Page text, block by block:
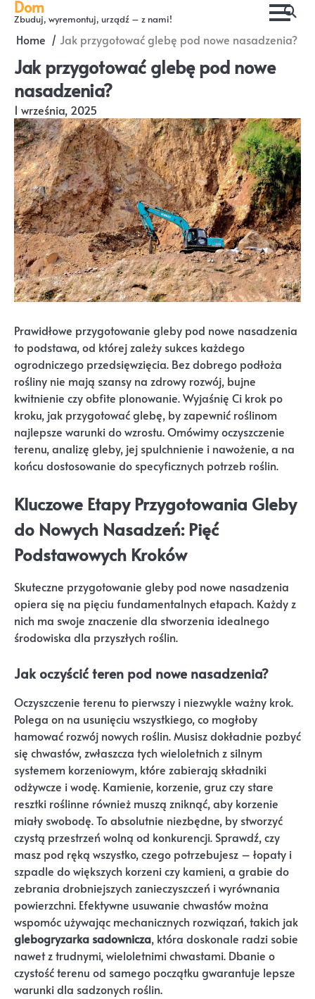
Skip
content
Dom
Zbuduj, wyremontuj, urządź – z nami!
Home Jak przygotować glebę pod nowe nasadzenia?
Jak przygotować glebę pod nowe
nasadzenia?
1 września, 2025
Prawidłowe przygotowanie gleby pod nowe nasadzenia
to podstawa, od której zależy sukces każdego
ogrodniczego przedsięwzięcia. Bez dobrego podłoża
rośliny nie mają szansy na zdrowy rozwój, bujne
kwitnienie czy obfite plonowanie. Wyjaśnię Ci krok po
kroku, jak przygotować glebę, by zapewnić roślinom
najlepsze warunki do wzrostu. Omówimy oczyszczenie
terenu, analizę gleby, jej spulchnienie i nawożenie, a na
końcu dostosowanie do specyficznych potrzeb roślin.
Kluczowe Etapy Przygotowania Gleby
do Nowych Nasadzeń: Pięć
Podstawowych Kroków
Skuteczne przygotowanie gleby pod nowe nasadzenia
opiera się na pięciu fundamentalnych etapach. Każdy z
nich ma swoje znaczenie dla stworzenia idealnego
środowiska dla przyszłych roślin.
Jak oczyścić teren pod nowe nasadzenia?
Oczyszczenie terenu to pierwszy i niezwykle ważny krok.
Polega on na usunięciu wszystkiego, co mogłoby
hamować rozwój nowych roślin. Musisz dokładnie pozbyć
się chwastów, zwłaszcza tych wieloletnich z silnym
systemem korzeniowym, które zabierają składniki
odżywcze i wodę. Kamienie, korzenie, gruz czy stare
resztki roślinne również muszą zniknąć, aby korzenie
miały swobodę. To absolutnie niezbędne, by stworzyć
czystą przestrzeń wolną od konkurencji. Sprawdź, czy
masz pod ręką wszystko, czego potrzebujesz – łopaty i
szpadle do większych korzeni czy kamieni, a grabie do
zebrania drobniejszych zanieczyszczeń i wyrównania
powierzchni. Efektywne usuwanie chwastów można
wspomóc używając mechanicznych rozwiązań, takich jak
glebogryzarka sadownicza, która doskonale radzi sobie
nawet z trudnymi, wieloletnimi chwastami. Dbanie o
czystość terenu od samego początku gwarantuje lepsze
warunki dla sadzonych roślin.